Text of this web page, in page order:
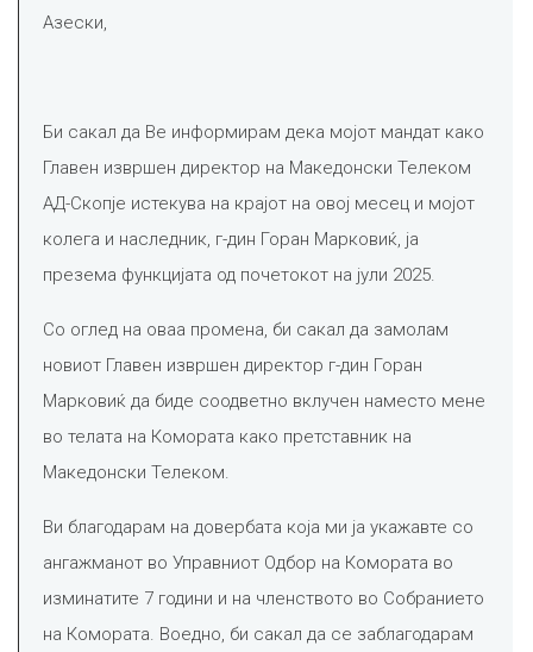
Азески,
Би сакал да Ве информирам дека мојот мандат како
Главен извршен директор на Македонски Телеком
АД-Скопје истекува на крајот на овој месец и мојот
колега и наследник, г-дин Горан Марковиќ, ја
презема функцијата од почетокот на јули 2025.
Со оглед на оваа промена, би сакал да замолам
новиот Главен извршен директор г-дин Горан
Марковиќ да биде соодветно вклучен наместо мене
во телата на Комората како претставник на
Македонски Телеком.
Ви благодарам на довербата која ми ја укажавте со
ангажманот во Управниот Одбор на Комората во
изминатите 7 години и на членството во Собранието
на Комората. Воедно, би сакал да се заблагодарам